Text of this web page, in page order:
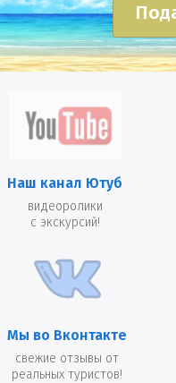
Наш канал Ютуб
видеоролики
с экскурсий!
Мы во Вконтакте
свежие отзывы от
реальных туристов!